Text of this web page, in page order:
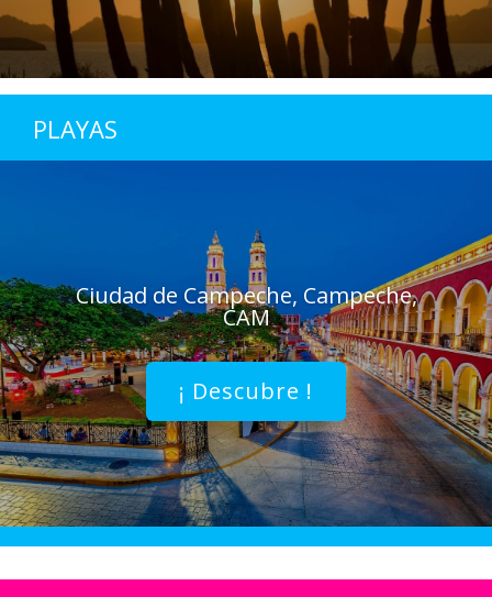
PLAYAS
Ciudad de Campeche, Campeche,
CAM
¡ Descubre !